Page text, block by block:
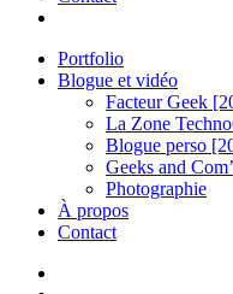
Portfolio
Blogue et vidéo
Facteur Geek
La Zone
Blogue perso
Geeks and
Photographie
À propos
Contact